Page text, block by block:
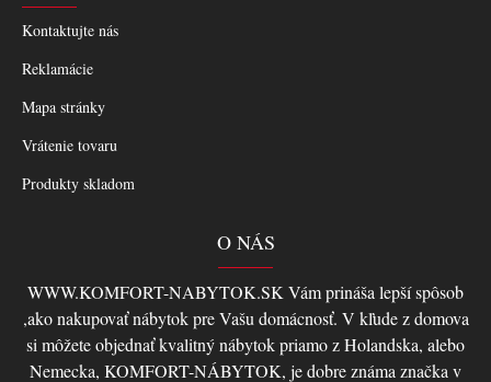
Kontaktujte nás
Reklamácie
Mapa stránky
Vrátenie tovaru
Produkty skladom
O NÁS
WWW.KOMFORT-NABYTOK.SK Vám prináša lepší spôsob
,ako nakupovať nábytok pre Vašu domácnosť. V kľude z domova
si môžete objednať kvalitný nábytok priamo z Holandska, alebo
Nemecka, KOMFORT-NÁBYTOK, je dobre známa značka v